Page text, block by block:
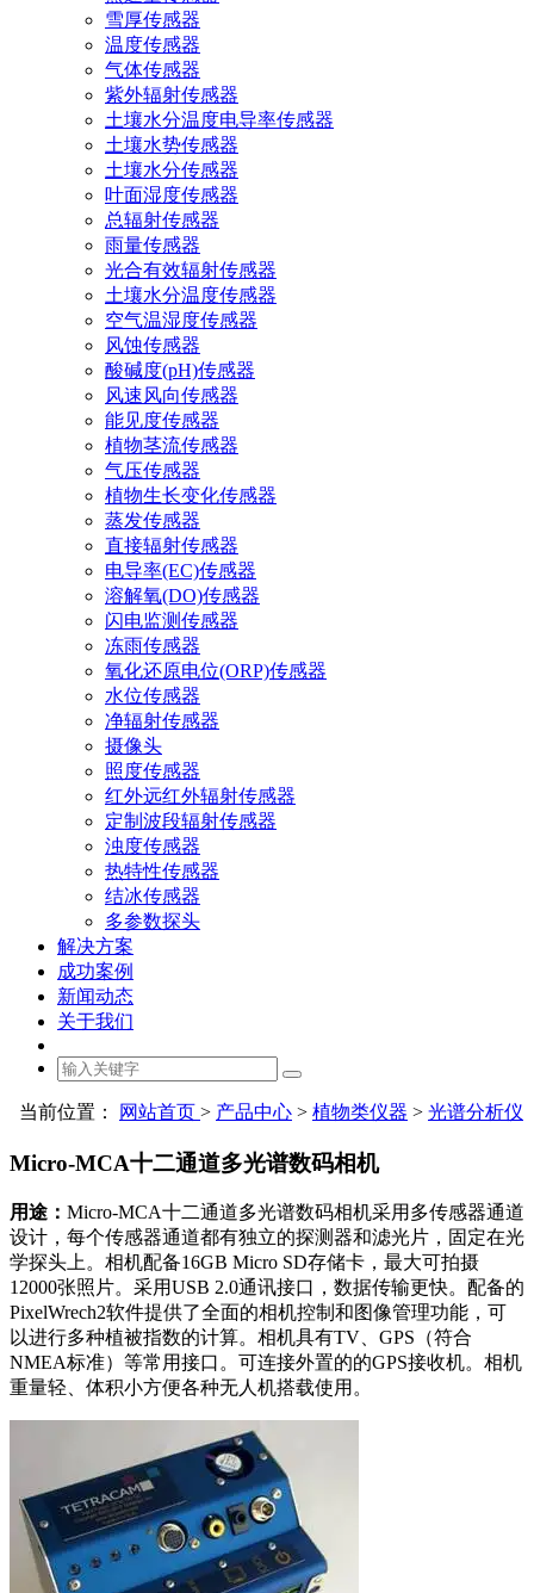
雪厚传感器
温度传感器
气体传感器
紫外辐射传感器
土壤水分温度电导率传感器
土壤水势传感器
土壤水分传感器
叶面湿度传感器
总辐射传感器
雨量传感器
光合有效辐射传感器
土壤水分温度传感器
空气温湿度传感器
风蚀传感器
酸碱度(pH)传感器
风速风向传感器
能见度传感器
植物茎流传感器
气压传感器
植物生长变化传感器
蒸发传感器
直接辐射传感器
电导率(EC)传感器
溶解氧(DO)传感器
闪电监测传感器
冻雨传感器
氧化还原电位(ORP)传感器
水位传感器
净辐射传感器
摄像头
照度传感器
红外远红外辐射传感器
定制波段辐射传感器
浊度传感器
热特性传感器
结冰传感器
多参数探头
解决方案
成功案例
新闻动态
关于我们
当前位置： 网站首页 > 产品中心 > 植物类仪器 > 光谱分析仪
Micro-MCA十二通道多光谱数码相机
用途： Micro-MCA十二通道多光谱数码相机采用多传感器通道
设计，每个传感器通道都有独立的探测器和滤光片，固定在光
学探头上。相机配备16GB Micro SD存储卡，最大可拍摄
12000张照片。采用USB 2.0通讯接口，数据传输更快。配备的
PixelWrech2软件提供了全面的相机控制和图像管理功能，可
以进行多种植被指数的计算。相机具有TV、GPS（符合
NMEA标准）等常用接口。可连接外置的的GPS接收机。相机
重量轻、体积小方便各种无人机搭载使用。